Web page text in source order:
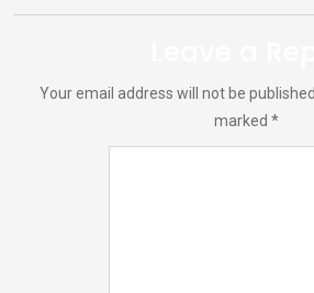
Your email address will not be
marked *